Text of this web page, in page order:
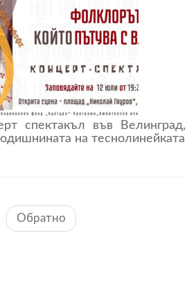
спектакъл във Велинград,
на теснолинейката
Обратно